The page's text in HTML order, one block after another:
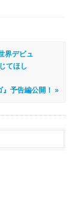
界デビュ
てほし
』予告編公開！ »